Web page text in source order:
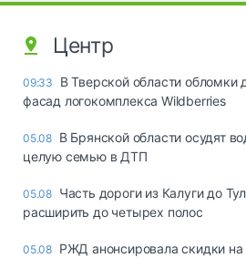
Центр
09:33
В Тверской области обломки
фасад логокомплекса Wildberries
05.08 В Брянской области осудят
целую семью в ДТП
05.08 Часть дороги из Калуги до
расширить до четырех полос
05.08 РЖД анонсировала скидки на